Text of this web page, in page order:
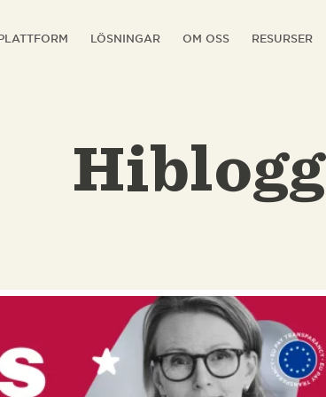
LÖSNINGAR OM OSS RESURSER
Hiblogg